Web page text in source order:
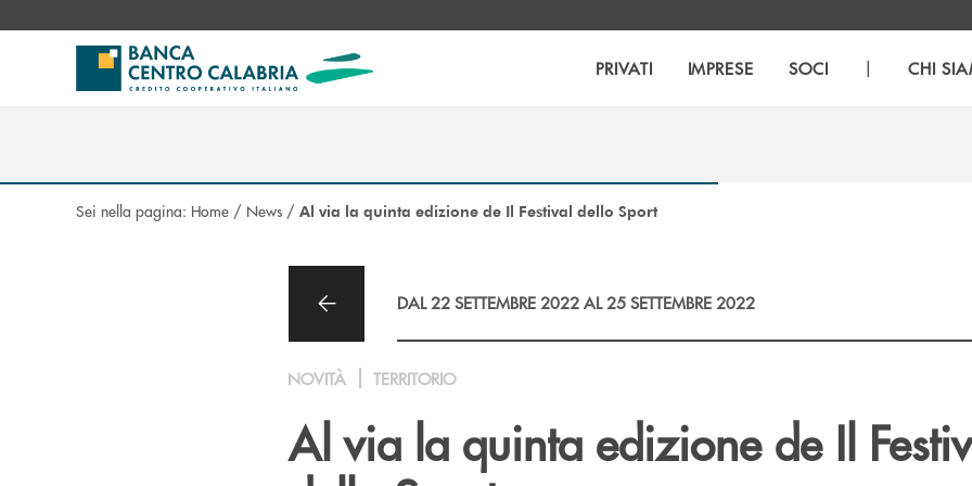
PRIVATI IMPRESE SOCI | CHI
Sei nella pagina: Home / News / Al via la quinta edizione de Il Festival dello Sport
DAL 22 SETTEMBRE 2022 AL 25 SETTEMBRE 2022
NOVITÀ TERRITORIO
Al via la quinta edizione de Il